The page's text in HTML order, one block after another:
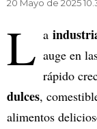
20 Mayo de 2025
L a
auge en
rápido
dulces,
alimentos